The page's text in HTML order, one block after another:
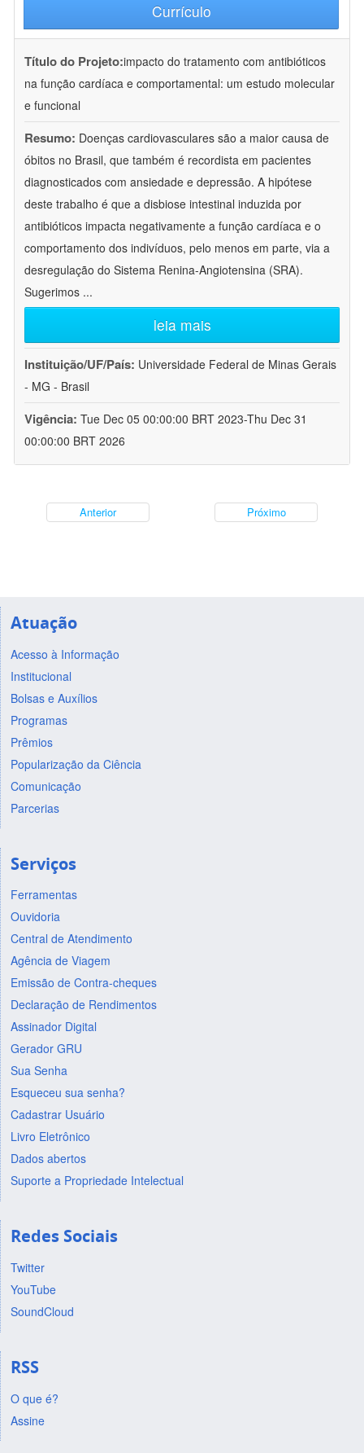
Currículo
Título do Projeto:impacto do tratamento com antibióticos
na função cardíaca e comportamental: um estudo molecular
e funcional
Resumo: Doenças cardiovasculares são a maior causa de
óbitos no Brasil, que também é recordista em pacientes
diagnosticados com ansiedade e depressão. A hipótese
deste trabalho é que a disbiose intestinal induzida por
antibióticos impacta negativamente a função cardíaca e o
comportamento dos indivíduos, pelo menos em parte, via a
desregulação do Sistema Renina-Angiotensina (SRA).
Sugerimos ...
leia mais
Instituição/UF/País: Universidade Federal de Minas Gerais
- MG - Brasil
Vigência: Tue Dec 05 00:00:00 BRT 2023-Thu Dec 31
00:00:00 BRT 2026
Anterior Próximo
Atuação
Acesso à Informação
Institucional
Bolsas e Auxílios
Programas
Prêmios
Popularização da Ciência
Comunicação
Parcerias
Serviços
Ferramentas
Ouvidoria
Central de Atendimento
Agência de Viagem
Emissão de Contra-cheques
Declaração de Rendimentos
Assinador Digital
Gerador GRU
Sua Senha
Esqueceu sua senha?
Cadastrar Usuário
Livro Eletrônico
Dados abertos
Suporte a Propriedade Intelectual
Redes Sociais
Twitter
YouTube
SoundCloud
RSS
O que é?
Assine